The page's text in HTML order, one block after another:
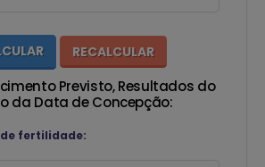
Previsto, Resultados do
da Data de Concepção:
fertilidade: